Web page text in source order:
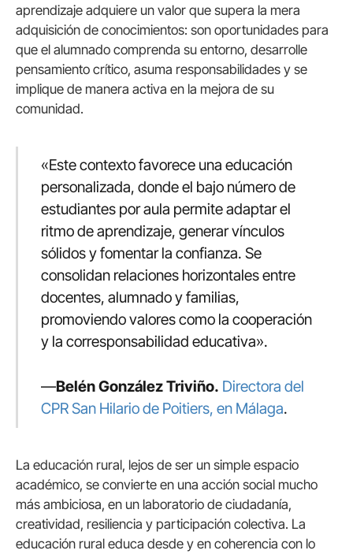
aprendizaje adquiere un valor que supera la mera
adquisición de conocimientos: son oportunidades para
que el alumnado comprenda su entorno, desarrolle
pensamiento crítico, asuma responsabilidades y se
implique de manera activa en la mejora de su
comunidad.
«Este contexto favorece una educación
personalizada, donde el bajo número de
estudiantes por aula permite adaptar el
ritmo de aprendizaje, generar vínculos
sólidos y fomentar la confianza. Se
consolidan relaciones horizontales entre
docentes, alumnado y familias,
promoviendo valores como la cooperación
y la corresponsabilidad educativa».
—Belén González Triviño. Directora del
CPR San Hilario de Poitiers, en Málaga.
La educación rural, lejos de ser un simple espacio
académico, se convierte en una acción social mucho
más ambiciosa, en un laboratorio de ciudadanía,
creatividad, resiliencia y participación colectiva. La
educación rural educa desde y en coherencia con lo